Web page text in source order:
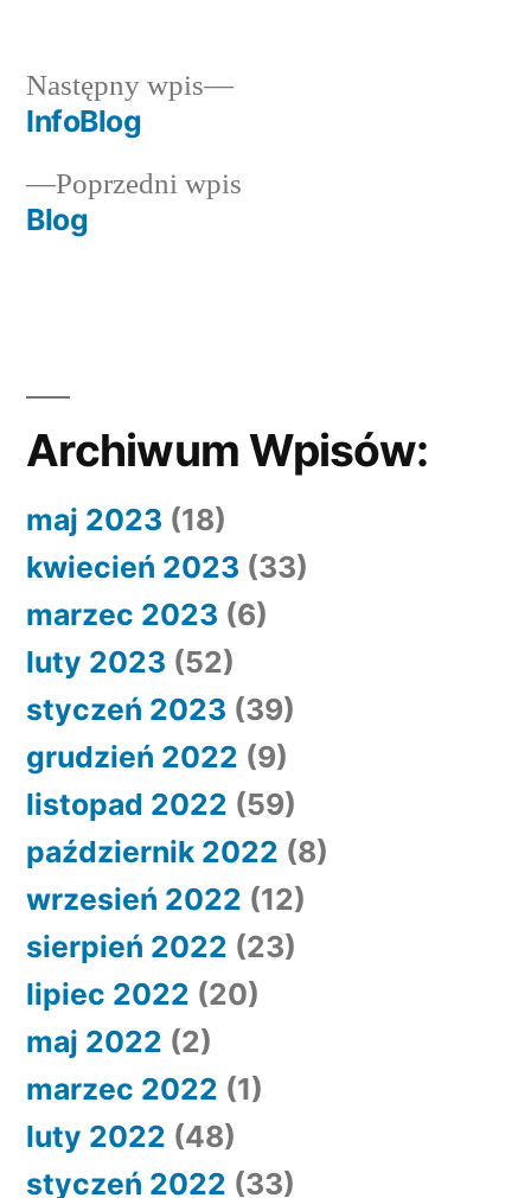
Nawigacja
wpisu
Poprzedni wpis
Blog
Następny wpis
Następny
InfoBlog
Archiwum Wpisów:
maj 2023 (18)
kwiecień 2023 (33)
marzec 2023 (6)
luty 2023 (52)
styczeń 2023 (39)
grudzień 2022 (9)
listopad 2022 (59)
październik 2022 (8)
wrzesień 2022 (12)
sierpień 2022 (23)
lipiec 2022 (20)
maj 2022 (2)
marzec 2022 (1)
luty 2022 (48)
styczeń 2022 (33)